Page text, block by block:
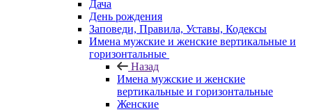
Дача
День рождения
Заповеди, Правила, Уставы, Кодексы
Имена мужские и женские вертикальные и
горизонтальные
Назад
Имена мужские и женские
вертикальные и горизонтальные
Женские